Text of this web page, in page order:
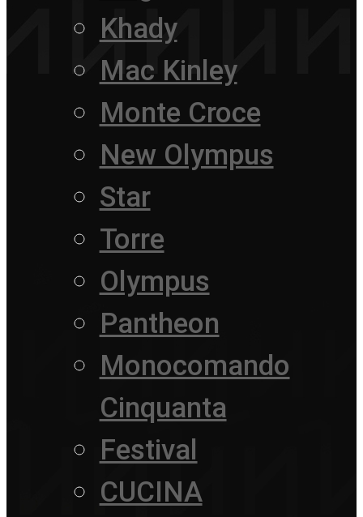
Khady
Mac Kinley
Monte Croce
New Olympus
Star
Torre
Olympus
Pantheon
Monocomando
Cinquanta
Festival
CUCINA